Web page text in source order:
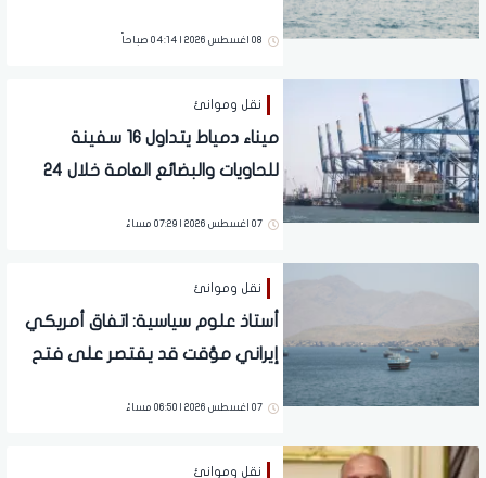
08 اغسطس 2026 | 04:14 صباحاً
نقل وموانئ
ميناء دمياط يتداول 16 سفينة
للحاويات والبضائع العامة خلال 24
07 اغسطس 2026 | 07:29 مساءً
نقل وموانئ
أستاذ علوم سياسية: اتفاق أمريكي
إيراني مؤقت قد يقتصر على فتح
07 اغسطس 2026 | 06:50 مساءً
نقل وموانئ